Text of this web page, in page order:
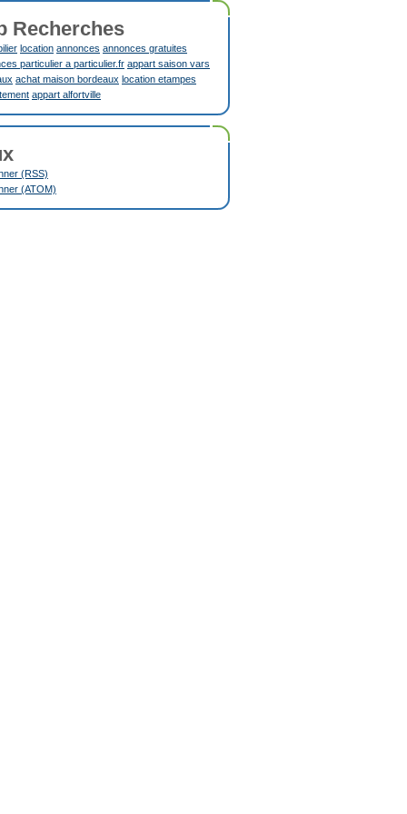
Recherches
location annonces annonces gratuites
particulier a particulier.fr appart saison vars
achat maison bordeaux location etampes
appart alfortville
(RSS)
(ATOM)